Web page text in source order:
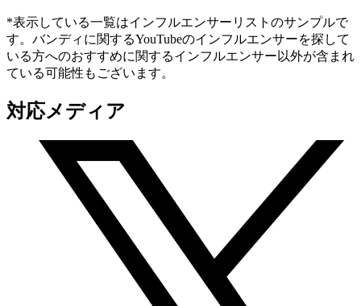
*表示している一覧はインフルエンサーリストのサンプルで
す。バンディに関するYouTubeのインフルエンサーを探して
いる方へのおすすめに関するインフルエンサー以外が含まれ
ている可能性もございます。
対応メディア